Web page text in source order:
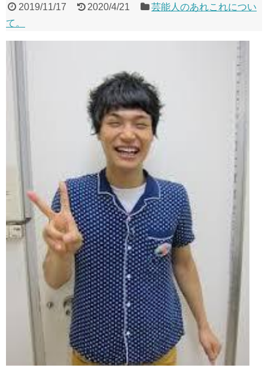
2019/11/17 2020/4/21
芸能人のあれこれについ
て。